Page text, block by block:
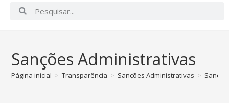
Sanções Administrativas
Página inicial > Transparência > Sanções Administrativas >